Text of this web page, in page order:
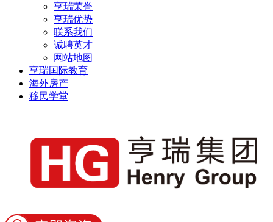
亨瑞荣誉
亨瑞优势
联系我们
诚聘英才
网站地图
亨瑞国际教育
海外房产
移民学堂